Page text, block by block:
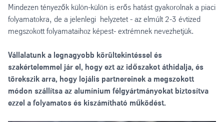
Mindezen tényezők külön-külön is erős hatást gyakorolnak a piaci
folyamatokra, de a jelenlegi helyzetet - az elmúlt 2-3 évtized
megszokott folyamataihoz képest- extrémnek nevezhetjük.
Vállalatunk a legnagyobb körültekintéssel és
szakértelemmel jár el, hogy ezt az időszakot áthidalja, és
törekszik arra, hogy lojális partnereinek a megszokott
módon szállítsa az alumínium félgyártmányokat biztosítva
ezzel a folyamatos és kiszámítható működést.